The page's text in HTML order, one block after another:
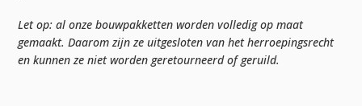
Let op: al onze bouwpakketten worden volledig op maat
gemaakt. Daarom zijn ze uitgesloten van het herroepingsrecht
en kunnen ze niet worden geretourneerd of geruild.